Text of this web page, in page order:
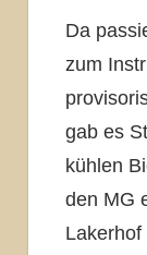
Da
zum
gab es
kühlen
den MG